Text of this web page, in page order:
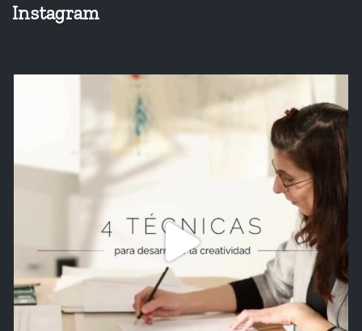
Instagram